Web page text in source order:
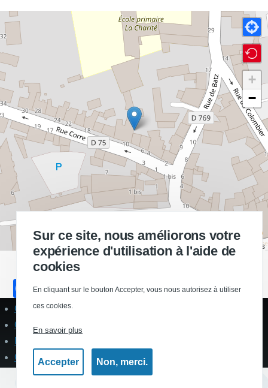
+
−
Leaflet | © OpenStreetMap contributors
F
a
c
e
b
Pied
page
Contact
Qui sommes-nous ?
Politique de protection des données personelles
Gestion des cookies
Sur ce site, nous améliorons votre
expérience d'utilisation à l'aide de
cookies
En cliquant sur le bouton Accepter, vous nous autorisez à utiliser
ces cookies.
En savoir plus
Accepter Non, merci.